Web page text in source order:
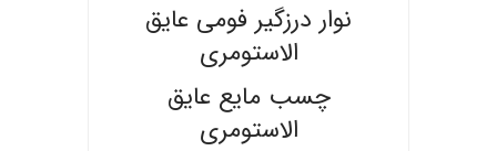
نوار درزگیر فومی عایق
الاستومری
چسب مایع عایق
الاستومری